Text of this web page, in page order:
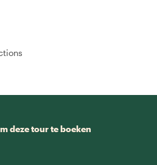
deze tour te boeken